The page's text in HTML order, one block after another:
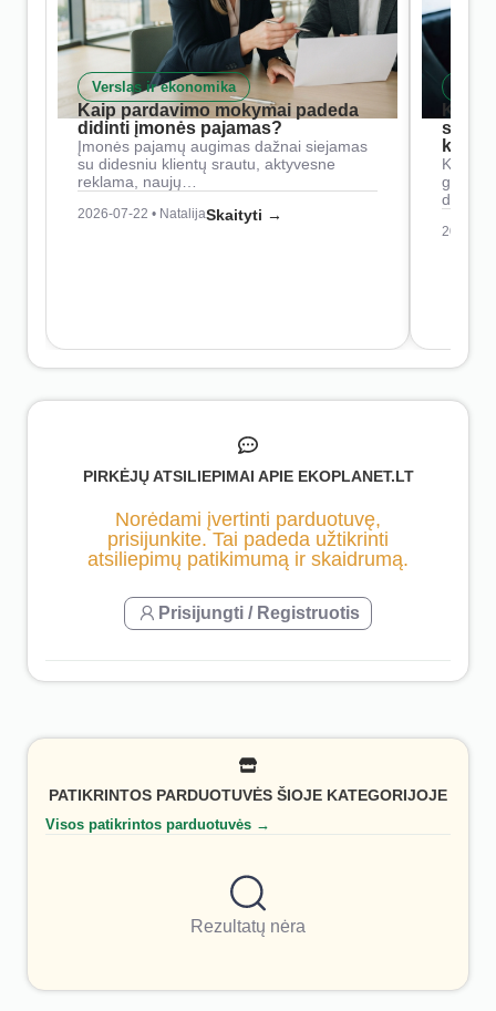
Verslas ir ekonomika
Kaip pardavimo mokymai padeda
didinti įmonės pajamas?
Įmonės pajamų augimas dažnai siejamas
su didesniu klientų srautu, aktyvesne
reklama, naujų…
2026-07-22 • NatalijaSkaityti →
Kaip
2026-
PIRKĖJŲ ATSILIEPIMAI APIE EKOPLANET.LT
Norėdami įvertinti parduotuvę,
prisijunkite. Tai padeda užtikrinti
atsiliepimų patikimumą ir skaidrumą.
Prisijungti / Registruotis
PATIKRINTOS PARDUOTUVĖS ŠIOJE KATEGORIJOJE
Visos patikrintos parduotuvės →
Rezultatų nėra